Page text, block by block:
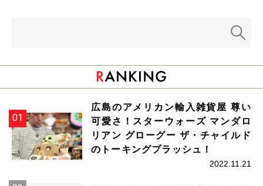
広島のアメリカン輸入雑貨屋 尊い
可愛さ！スターウォーズ マンダロ
リアン グローグー ザ・チャイルド
のトーキングプラッシュ！
2022.11.21